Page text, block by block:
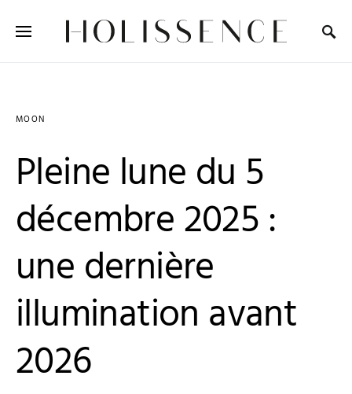
MOON
Pleine lune du 5
décembre 2025 :
une dernière
illumination avant
2026